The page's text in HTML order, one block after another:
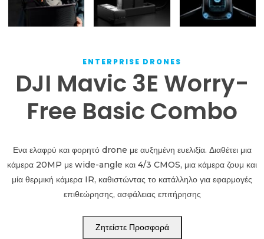
ENTERPRISE DRONES
DJI Mavic 3E Worry-
Free Basic Combo
Ενα ελαφρύ και φορητό drone με αυξημένη ευελιξία. Διαθέτει μια
κάμερα 20MP με wide-angle και 4/3 CMOS, μια κάμερα ζουμ και
μία θερμική κάμερα IR, καθιστώντας το κατάλληλο για εφαρμογές
επιθεώρησης, ασφάλειας επιτήρησης
Ζητείστε Προσφορά